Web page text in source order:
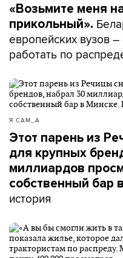
«Возьмите меня
прикольный».
европейских вузов
работать по
Я САМ_А
Этот парень из
для крупных
миллиардов
собственный бар
история